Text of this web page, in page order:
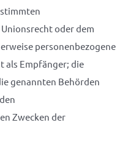
oder dem
personenbezogene
als Empfänger; die
genannten Behörden
Zwecken der